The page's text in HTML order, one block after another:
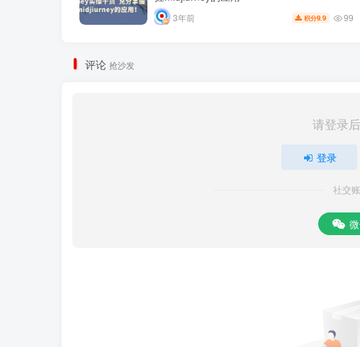
3年前 积分9.9 99
评论 抢沙发
请登录
登录
社交